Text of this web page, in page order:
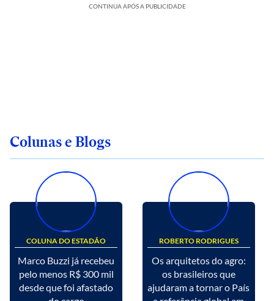
CONTINUA APÓS A PUBLICIDADE
Colunas e Blogs
COLUNA DO ESTADÃO
Marco Buzzi já recebeu
pelo menos R$ 300 mil
desde que foi afastado
ROBERTO RODRIGUES
Os arquitetos do agro:
os brasileiros que
ajudaram a tornar o País